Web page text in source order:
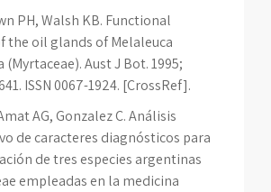
PH, Walsh KB. Functional
the oil glands of Melaleuca
Aust J Bot. 1995;
ISSN 0067-1924. [CrossRef].
AG, Gonzalez C. Análisis
de caracteres diagnósticos para
de tres especies argentinas
empleadas en la medicina